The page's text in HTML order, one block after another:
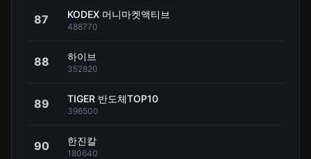
87 KODEX 머니마켓액티브
488770
88 하이브
352820
89 TIGER 반도체TOP10
396500
90 한진칼
180640